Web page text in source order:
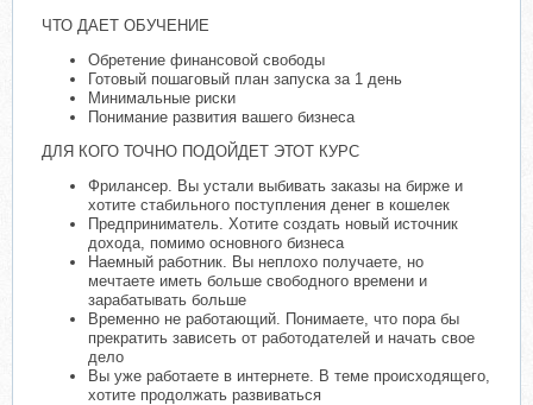
ЧТО ДАЕТ ОБУЧЕНИЕ
Обретение финансовой свободы
Готовый пошаговый план запуска за 1 день
Минимальные риски
Понимание развития вашего бизнеса
ДЛЯ КОГО ТОЧНО ПОДОЙДЕТ ЭТОТ КУРС
Фрилансер. Вы устали выбивать заказы на бирже и
хотите стабильного поступления денег в кошелек
Предприниматель. Хотите создать новый источник
дохода, помимо основного бизнеса
Наемный работник. Вы неплохо получаете, но
мечтаете иметь больше свободного времени и
зарабатывать больше
Временно не работающий. Понимаете, что пора бы
прекратить зависеть от работодателей и начать свое
дело
Вы уже работаете в интернете. В теме происходящего,
хотите продолжать развиваться